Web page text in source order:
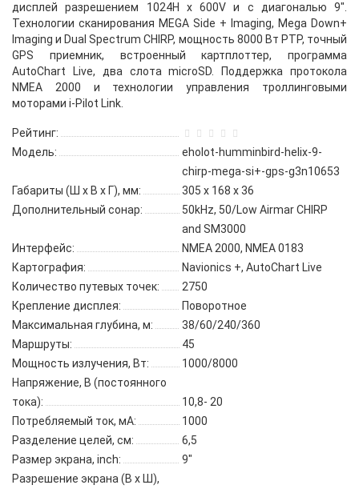
дисплей разрешением 1024H х 600V и с диагональю 9".
Технологии сканирования MEGA Side + Imaging, Mega Down+
Imaging и Dual Spectrum CHIRP, мощность 8000 Вт PTP, точный
GPS приемник, встроенный картплоттер, программа
AutoChart Live, два слота microSD. Поддержка протокола
NMEA 2000 и технологии управления троллинговыми
моторами i-Pilot Link.
Рейтинг:
Модель:
eholot-humminbird-helix-9-
chirp-mega-si+-gps-g3n10653
Габариты (Ш х В х Г), мм:
305 x 168 x 36
Дополнительный сонар:
50kHz, 50/Low Airmar CHIRP
and SM3000
Интерфейс:
NMEA 2000, NMEA 0183
Картография:
Navionics +, AutoChart Live
Количество путевых точек:
2750
Крепление дисплея:
Поворотное
Максимальная глубина, м:
38/60/240/360
Маршруты:
45
Мощность излучения, Вт:
1000/8000
Напряжение, В (постоянного
тока):
10,8- 20
Потребляемый ток, мА:
1000
Разделение целей, см:
6,5
Размер экрана, inch:
9"
Разрешение экрана (В x Ш),